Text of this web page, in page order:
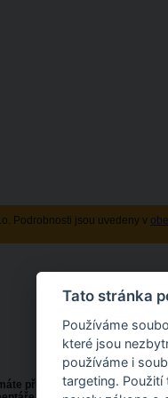
Podrobnosti jsou uvedeny v
přístup k technologickým a
Tato stránka
Používáme
které jsou
používáme i
targeting.